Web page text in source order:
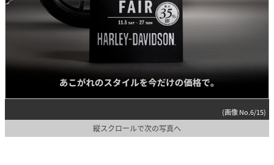
(画像 No.6/15)
縦スクロールで次の写真へ